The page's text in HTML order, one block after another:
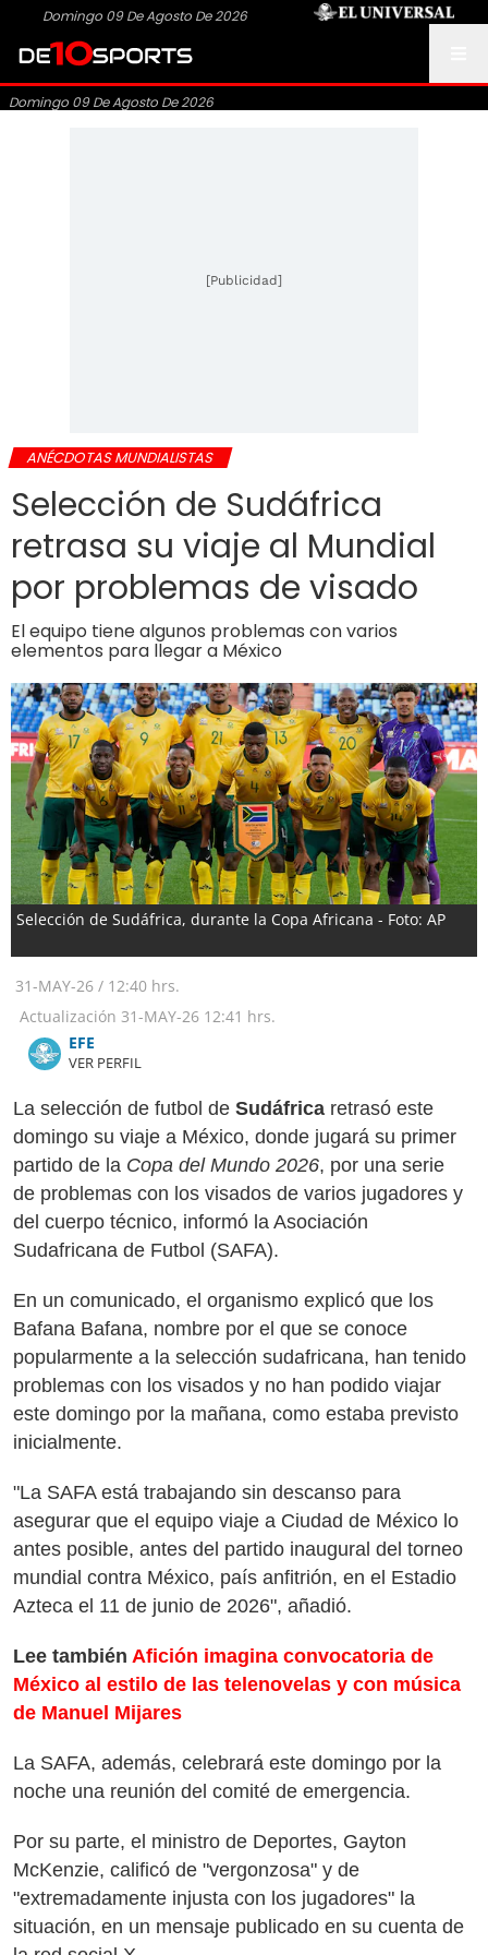
Domingo 09 De Agosto De 2026
Domingo 09 De Agosto De 2026
[Publicidad]
ANÉCDOTAS MUNDIALISTAS
Selección de Sudáfrica
retrasa su viaje al Mundial
por problemas de visado
El equipo tiene algunos problemas con varios
elementos para llegar a México
Selección de Sudáfrica, durante la Copa Africana - Foto: AP
31-MAY-26 / 12:40 hrs.
Actualización 31-MAY-26 12:41 hrs.
​​​​​​​EFE
VER PERFIL
La selección de futbol de Sudáfrica retrasó este
domingo su viaje a México, donde jugará su primer
partido de la Copa del Mundo 2026, por una serie
de problemas con los visados de varios jugadores y
del cuerpo técnico, informó la Asociación
Sudafricana de Futbol (SAFA).
En un comunicado, el organismo explicó que los
Bafana Bafana, nombre por el que se conoce
popularmente a la selección sudafricana, han tenido
problemas con los visados y no han podido viajar
este domingo por la mañana, como estaba previsto
inicialmente.
"La SAFA está trabajando sin descanso para
asegurar que el equipo viaje a Ciudad de México lo
antes posible, antes del partido inaugural del torneo
mundial contra México, país anfitrión, en el Estadio
Azteca el 11 de junio de 2026", añadió.
Lee también Afición imagina convocatoria de
México al estilo de las telenovelas y con música
de Manuel Mijares
La SAFA, además, celebrará este domingo por la
noche una reunión del comité de emergencia.
Por su parte, el ministro de Deportes, Gayton
McKenzie, calificó de "vergonzosa" y de
"extremadamente injusta con los jugadores" la
situación, en un mensaje publicado en su cuenta de